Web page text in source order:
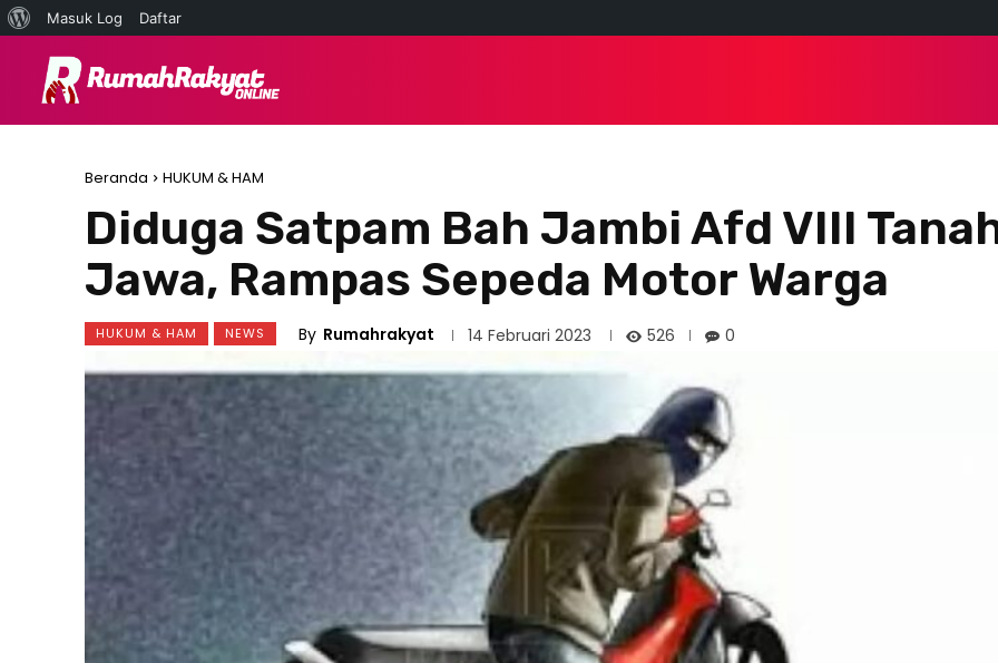
Beranda HUKUM & HAM
Diduga Satpam Bah Jambi Afd VIII
Jawa, Rampas Sepeda Motor Warga
HUKUM & HAM NEWS By Rumahrakyat 14 Februari 2023 526 0
Tentang
WordPress
Masuk Log Daftar